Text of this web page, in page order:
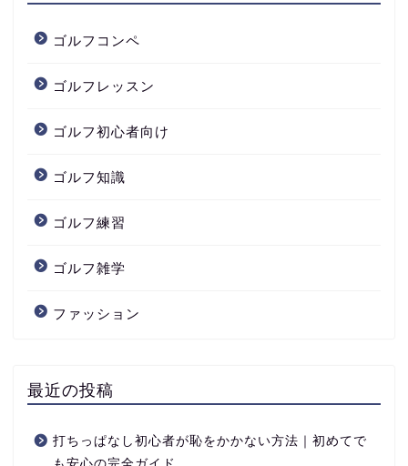
ゴルフコンペ
ゴルフレッスン
ゴルフ初心者向け
ゴルフ知識
ゴルフ練習
ゴルフ雑学
ファッション
最近の投稿
打ちっぱなし初心者が恥をかかない方法｜初めてで